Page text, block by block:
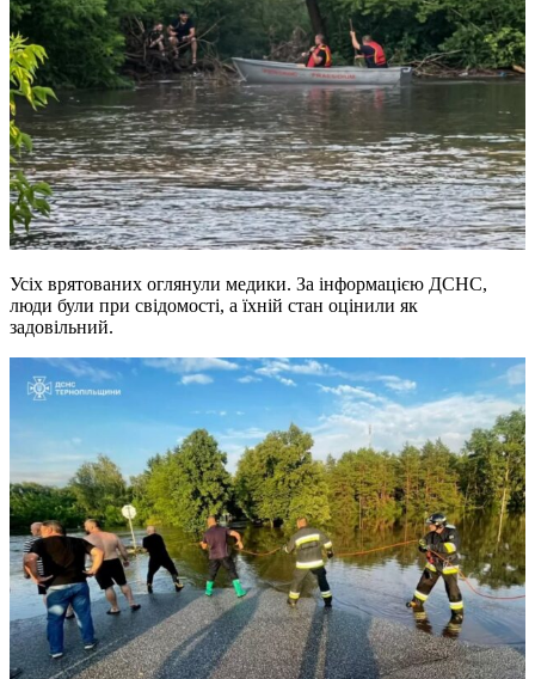
Усіх врятованих оглянули медики. За інформацією ДСНС,
люди були при свідомості, а їхній стан оцінили як
задовільний.